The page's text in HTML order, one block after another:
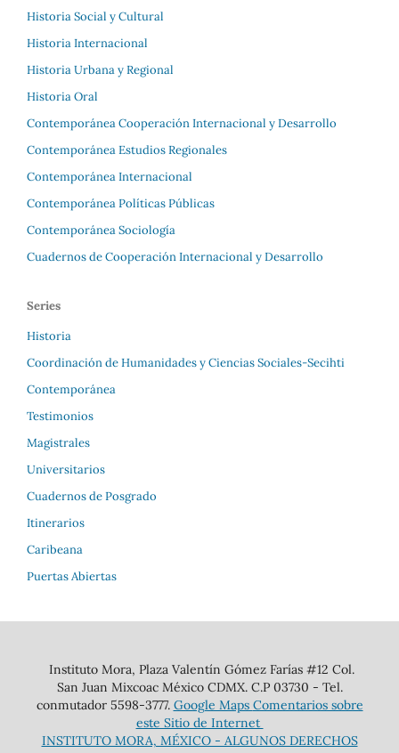
Historia Social y Cultural
Historia Internacional
Historia Urbana y Regional
Historia Oral
Contemporánea Cooperación Internacional y Desarrollo
Contemporánea Estudios Regionales
Contemporánea Internacional
Contemporánea Políticas Públicas
Contemporánea Sociología
Cuadernos de Cooperación Internacional y Desarrollo
Series
Historia
Coordinación de Humanidades y Ciencias Sociales-Secihti
Contemporánea
Testimonios
Magistrales
Universitarios
Cuadernos de Posgrado
Itinerarios
Caribeana
Puertas Abiertas
Instituto Mora, Plaza Valentín Gómez Farías #12 Col.
San Juan Mixcoac México CDMX. C.P 03730 - Tel.
conmutador 5598-3777. Google Maps Comentarios sobre
este Sitio de Internet
INSTITUTO MORA, MÉXICO - ALGUNOS DERECHOS